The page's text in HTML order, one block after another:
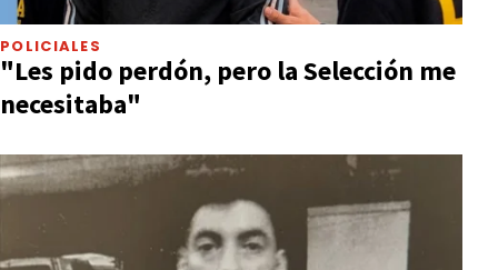
POLICIALES
"Les pido perdón, pero la Selección me
necesitaba"